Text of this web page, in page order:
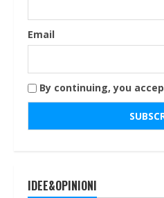
Email
By continuing, you
IDEE&OPINIONI